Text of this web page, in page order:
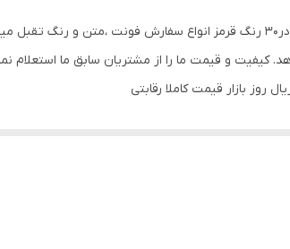
گروه تابلو سازی لاریس تابلو ال ای دی پراید ابعاد ۶۰در۳۰ رنگ قرمز
کیفیت و قیمت ما را از مشتریان سابق ما استعلام